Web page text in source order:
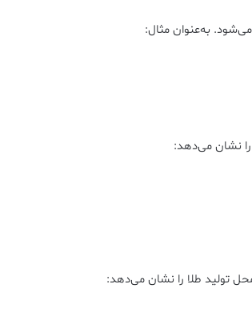
نشان می‌دهد:
تولید طلا را نشان می‌دهد: